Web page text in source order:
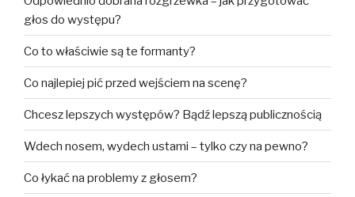
głos do występu?
Co to właściwie są te formanty?
Co najlepiej pić przed wejściem na scenę?
Chcesz lepszych występów? Bądź lepszą publicznością
Wdech nosem, wydech ustami – tylko czy na pewno?
Co łykać na problemy z głosem?